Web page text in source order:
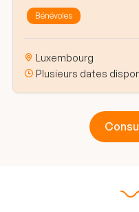
Bénévoles
Luxembourg
Plusieurs dates